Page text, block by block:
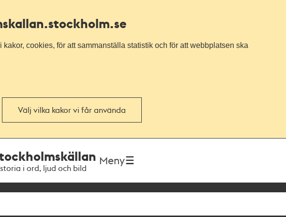
.stockholm.se
cookies, för att sammanställa statistik och för att webbplatsen ska
Välj vilka kakor vi får använda
i ord, ljud och bild
Meny